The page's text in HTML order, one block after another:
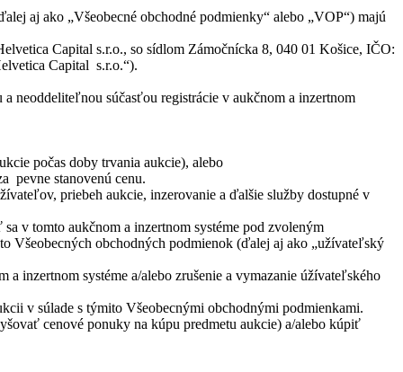
aj ako „Všeobecné obchodné podmienky“ alebo „VOP“) majú
Capital s.r.o., so sídlom Zámočnícka 8, 040 01 Košice, IČO:
Capital s.r.o.“).
neoddeliteľnou súčasťou registrácie v aukčnom a inzertnom
počas doby trvania aukcie), alebo
pevne stanovenú cenu.
priebeh aukcie, inzerovanie a ďalšie služby dostupné v
v tomto aukčnom a inzertnom systéme pod zvoleným
Všeobecných obchodných podmienok (ďalej aj ako „užívateľský
inzertnom systéme a/alebo zrušenie a vymazanie úžívateľského
v súlade s týmito Všeobecnými obchodnými podmienkami.
cenové ponuky na kúpu predmetu aukcie) a/alebo kúpiť